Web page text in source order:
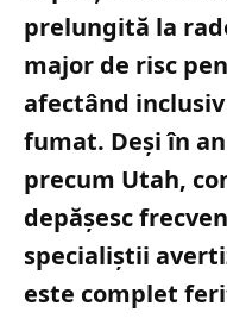
prelungită la
major de risc
afectând
fumat. Deși în
precum Utah,
depășesc
specialiștii
este complet